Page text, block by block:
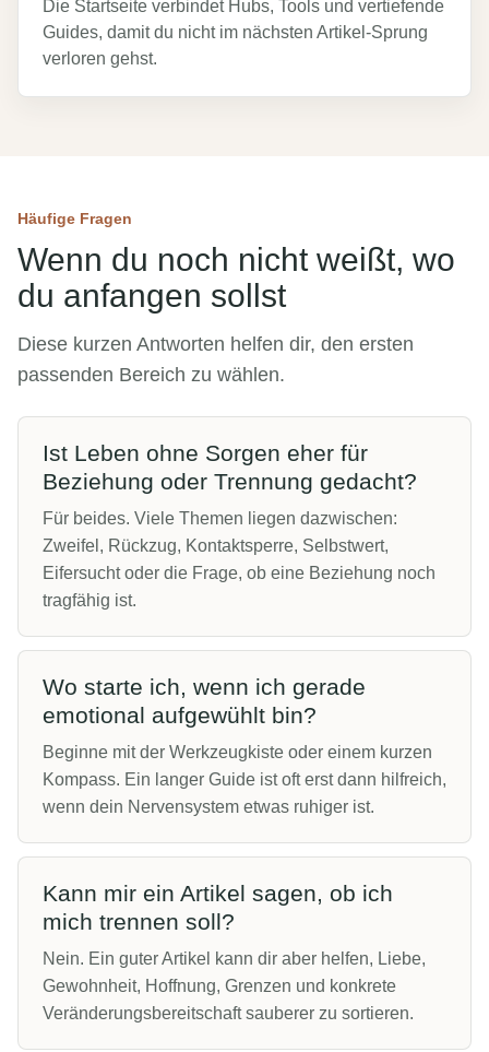
Die Startseite verbindet Hubs, Tools und vertiefende
Guides, damit du nicht im nächsten Artikel-Sprung
verloren gehst.
Häufige Fragen
Wenn du noch nicht weißt, wo
du anfangen sollst
Diese kurzen Antworten helfen dir, den ersten
passenden Bereich zu wählen.
Ist Leben ohne Sorgen eher für
Beziehung oder Trennung gedacht?
Für beides. Viele Themen liegen dazwischen:
Zweifel, Rückzug, Kontaktsperre, Selbstwert,
Eifersucht oder die Frage, ob eine Beziehung noch
tragfähig ist.
Wo starte ich, wenn ich gerade
emotional aufgewühlt bin?
Beginne mit der Werkzeugkiste oder einem kurzen
Kompass. Ein langer Guide ist oft erst dann hilfreich,
wenn dein Nervensystem etwas ruhiger ist.
Kann mir ein Artikel sagen, ob ich
mich trennen soll?
Nein. Ein guter Artikel kann dir aber helfen, Liebe,
Gewohnheit, Hoffnung, Grenzen und konkrete
Veränderungsbereitschaft sauberer zu sortieren.